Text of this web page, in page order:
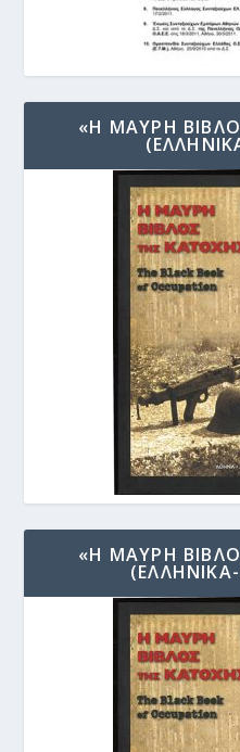
«Η ΜΑΥΡΗ
«Η ΜΑΥΡΗ